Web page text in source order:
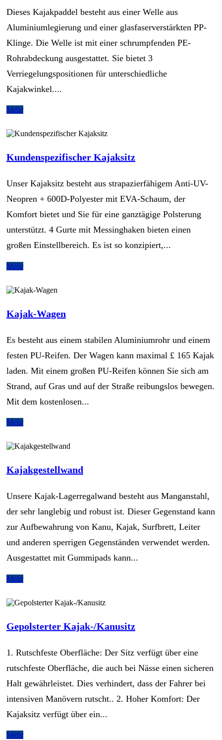
Dieses Kajakpaddel besteht aus einer Welle aus
Aluminiumlegierung und einer glasfaserverstärkten PP-
Klinge. Die Welle ist mit einer schrumpfenden PE-
Rohrabdeckung ausgestattet. Sie bietet 3
Verriegelungspositionen für unterschiedliche
Kajakwinkel....
Mehr
Kundenspezifischer Kajaksitz
Unser Kajaksitz besteht aus strapazierfähigem Anti-UV-
Neopren + 600D-Polyester mit EVA-Schaum, der
Komfort bietet und Sie für eine ganztägige Polsterung
unterstützt. 4 Gurte mit Messinghaken bieten einen
großen Einstellbereich. Es ist so konzipiert,...
Mehr
Kajak-Wagen
Es besteht aus einem stabilen Aluminiumrohr und einem
festen PU-Reifen. Der Wagen kann maximal £ 165 Kajak
laden. Mit einem großen PU-Reifen können Sie sich am
Strand, auf Gras und auf der Straße reibungslos bewegen.
Mit dem kostenlosen...
Mehr
Kajakgestellwand
Unsere Kajak-Lagerregalwand besteht aus Manganstahl,
der sehr langlebig und robust ist. Dieser Gegenstand kann
zur Aufbewahrung von Kanu, Kajak, Surfbrett, Leiter
und anderen sperrigen Gegenständen verwendet werden.
Ausgestattet mit Gummipads kann...
Mehr
Gepolsterter Kajak-/Kanusitz
1. Rutschfeste Oberfläche: Der Sitz verfügt über eine
rutschfeste Oberfläche, die auch bei Nässe einen sicheren
Halt gewährleistet. Dies verhindert, dass der Fahrer bei
intensiven Manövern rutscht.. 2. Hoher Komfort: Der
Kajaksitz verfügt über ein...
Mehr